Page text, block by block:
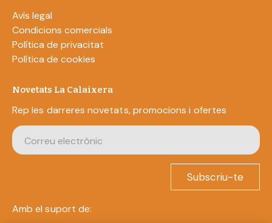
Avís legal
Condicions comercials
Política de privacitat
Política de cookies
Novetats La Calaixera
Rep les darreres novetats, promocions i ofertes
Subscriu-te
Amb el suport de: